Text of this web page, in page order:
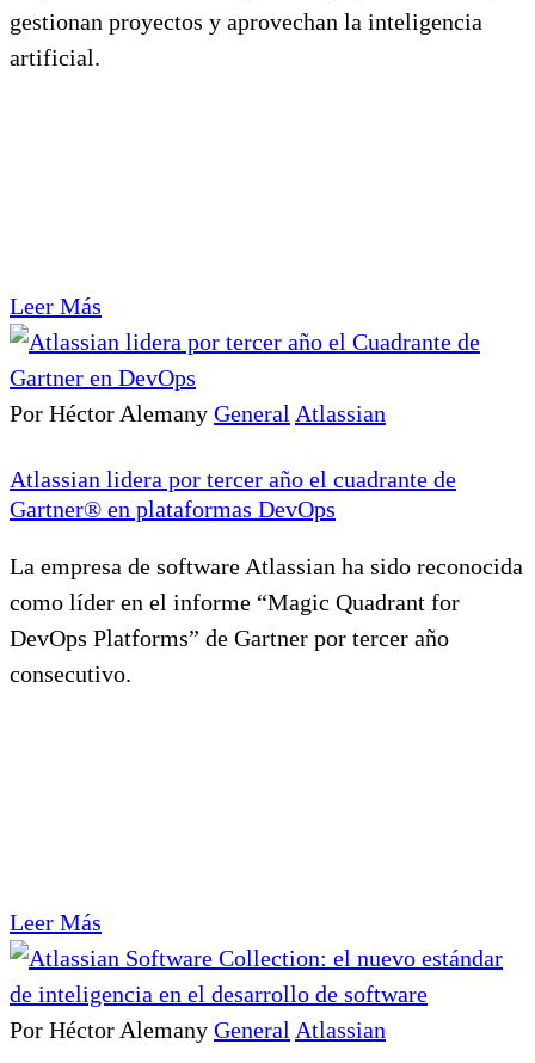
gestionan proyectos y aprovechan la inteligencia
artificial.
Leer Más
Por Héctor Alemany General Atlassian
Atlassian lidera por tercer año el cuadrante de
Gartner® en plataformas DevOps
La empresa de software Atlassian ha sido reconocida
como líder en el informe “Magic Quadrant for
DevOps Platforms” de Gartner por tercer año
consecutivo.
Leer Más
Por Héctor Alemany General Atlassian